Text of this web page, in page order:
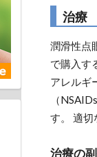
治療
潤滑性点
で購入す
アレルギ
（
す。 適切
治療の